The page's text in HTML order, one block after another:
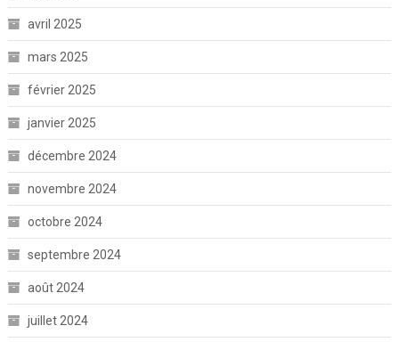
avril 2025
mars 2025
février 2025
janvier 2025
décembre 2024
novembre 2024
octobre 2024
septembre 2024
août 2024
juillet 2024